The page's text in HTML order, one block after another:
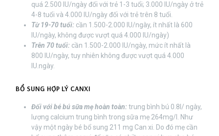
quá 2.500 IU/ngày đối với trẻ 1-3 tuổi; 3.000 IU/ngày ở trẻ
4-8 tuổi và 4.000 IU/ngày đối với trẻ trên 8 tuổi.
Từ 19-70 tuổi: cần 1.500-2.000 IU/ngày, ít nhất là 600
IU/ngày, không được vượt quá 4.000 IU/ngày)
Trên 70 tuổi: cần 1.500-2.000 IU/ngày, mức ít nhất là
800 IU/ngày, tuy nhiên không được vượt quá 4.000
IU.ngày.
BỔ SUNG HỢP LÝ CANXI
Đối với bé bú sữa mẹ hoàn toàn: trung bình bú 0.8l/ ngày,
lượng calcium trung bình trong sữa mẹ 264mg/l. Như
vậy một ngày bé bổ sung 211 mg Can xi. Do đó mẹ cần